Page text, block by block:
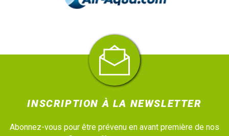
INSCRIPTION À LA NEWSLETTER
Abonnez-vous pour être prévenu en avant première de nos